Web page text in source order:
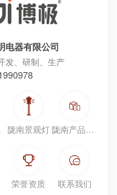
电器有限公司
发、研制、生产
陇南景观灯 陇南产品中心
荣誉资质 联系我们